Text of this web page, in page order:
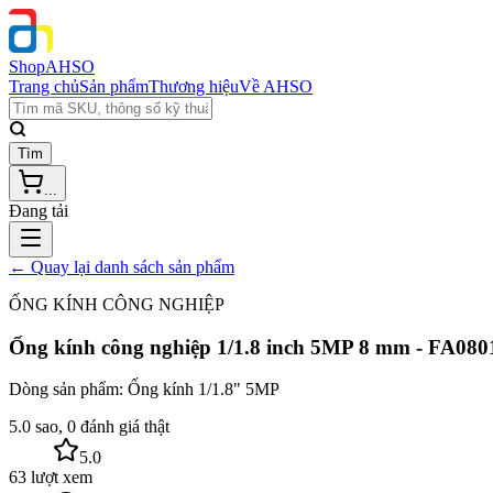
ShopAHSO
Trang chủSản phẩmThương hiệuVề AHSO
Tìm
...
Đang tải
← Quay lại danh sách sản phẩm
ỐNG KÍNH CÔNG NGHIỆP
Ống kính công nghiệp 1/1.8 inch 5MP 8 mm -
Dòng sản phẩm: Ống kính 1/1.8" 5MP
5.0 sao, 0 đánh giá thật
5.0
63 lượt xem